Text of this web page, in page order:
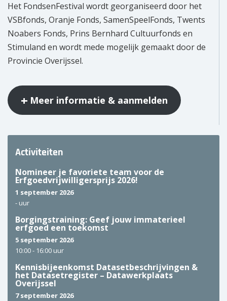
Het FondsenFestival wordt georganiseerd door het
VSBfonds, Oranje Fonds, SamenSpeelFonds, Twents
Noabers Fonds, Prins Bernhard Cultuurfonds en
Stimuland en wordt mede mogelijk gemaakt door de
Provincie Overijssel.
Meer informatie & aanmelden
Activiteiten
Nomineer je favoriete team voor de
Erfgoedvrijwilligersprijs 2026!
1 september 2026
- uur
Borgingstraining: Geef jouw immaterieel
erfgoed een toekomst
5 september 2026
10:00 - 16:00 uur
Kennisbijeenkomst Datasetbeschrijvingen &
het Datasetregister – Datawerkplaats
Overijssel
7 september 2026